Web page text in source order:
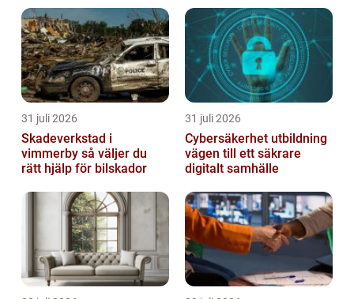
31 juli 2026
Skadeverkstad i
vimmerby så väljer du
rätt hjälp för bilskador
31 juli 2026
Cybersäkerhet utbildning
vägen till ett säkrare
digitalt samhälle